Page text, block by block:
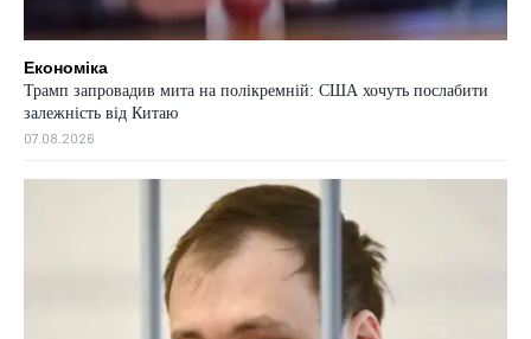
Економіка
Трамп запровадив мита на полікремній: США хочуть послабити
залежність від Китаю
07.08.2026